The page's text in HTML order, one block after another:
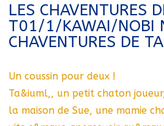
LES CHAVENTURES
T01/1/KAWAI/NOBI
CHAVENTURES DE
Un coussin pour deux !
Ta&iuml,, un petit chaton
la maison de Sue, une mamie